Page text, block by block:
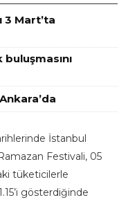
3 Mart’ta
İstanbul
Festivali, 05
tüketicilerle
gösterdiğinde